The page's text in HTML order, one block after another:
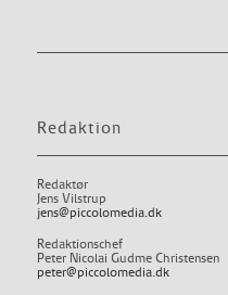
Redaktion
Redaktør
Jens Vilstrup
jens@piccolomedia.dk
Redaktionschef
Peter Nicolai Gudme Christensen
peter@piccolomedia.dk